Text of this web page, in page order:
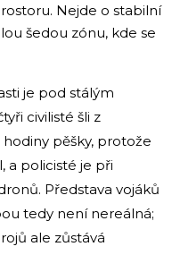
Nejde o stabilní
šedou zónu, kde se
je pod stálým
civilisté šli z
pěšky, protože
a policisté je při
Představa vojáků
tedy není nereálná;
ale zůstává